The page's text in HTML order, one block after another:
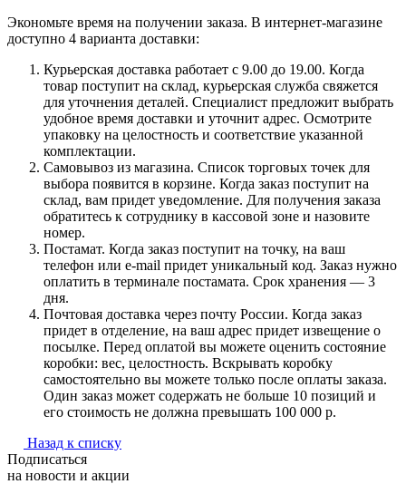
Экономьте время на получении заказа. В интернет-магазине
доступно 4 варианта доставки:
Курьерская доставка работает с 9.00 до 19.00. Когда
товар поступит на склад, курьерская служба свяжется
для уточнения деталей. Специалист предложит выбрать
удобное время доставки и уточнит адрес. Осмотрите
упаковку на целостность и соответствие указанной
комплектации.
Самовывоз из магазина. Список торговых точек для
выбора появится в корзине. Когда заказ поступит на
склад, вам придет уведомление. Для получения заказа
обратитесь к сотруднику в кассовой зоне и назовите
номер.
Постамат. Когда заказ поступит на точку, на ваш
телефон или e-mail придет уникальный код. Заказ нужно
оплатить в терминале постамата. Срок хранения — 3
дня.
Почтовая доставка через почту России. Когда заказ
придет в отделение, на ваш адрес придет извещение о
посылке. Перед оплатой вы можете оценить состояние
коробки: вес, целостность. Вскрывать коробку
самостоятельно вы можете только после оплаты заказа.
Один заказ может содержать не больше 10 позиций и
его стоимость не должна превышать 100 000 р.
Назад к списку
Подписаться
на новости и акции